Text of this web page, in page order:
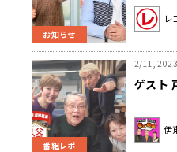
お知らせ
組 『て
バカで
こ、た
（オテ
レ
番組レポ
2/11, 2023
ゲスト
伊